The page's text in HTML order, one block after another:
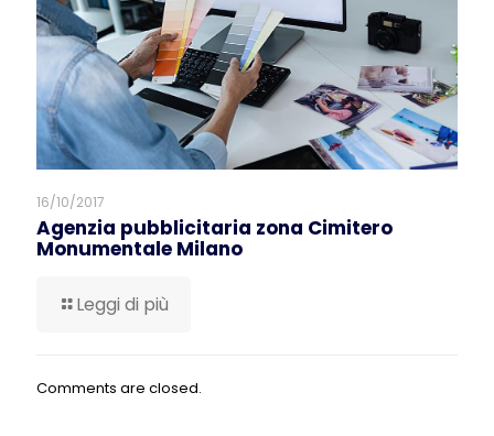
16/10/2017
Agenzia pubblicitaria zona Cimitero
Monumentale Milano
Leggi di più
Comments are closed.